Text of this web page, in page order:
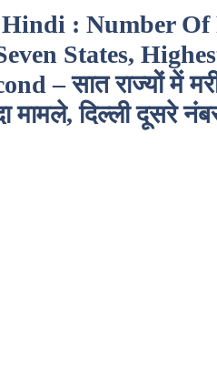
: Number Of
States,
– सात राज्यों में
मामले, दिल्ली दूसरे